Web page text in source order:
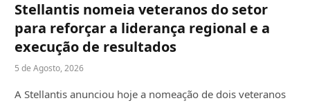
Stellantis nomeia veteranos do setor
para reforçar a liderança regional e a
execução de resultados
5 de Agosto, 2026
A Stellantis anunciou hoje a nomeação de dois veteranos